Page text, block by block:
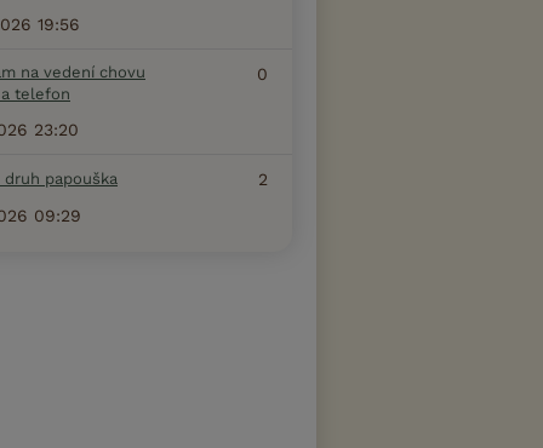
19:56
na vedení chovu
a telefon
0
23:20
druh papouška
2
09:29